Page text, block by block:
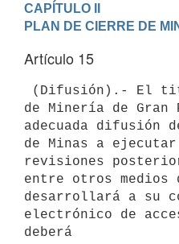
CAPÍTULO II
PLAN DE CIERRE DE
Artículo 15
de Minería de Gran
adecuada difusión
de Minas a
revisiones
entre otros medios
desarrollará a su
electrónico de
deberá